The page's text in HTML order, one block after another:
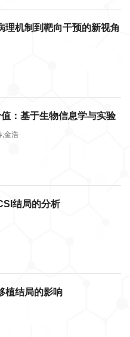
理机制到靶向干预的新视角
：基于生物信息学与实验
;金浩
结局的分析
植结局的影响